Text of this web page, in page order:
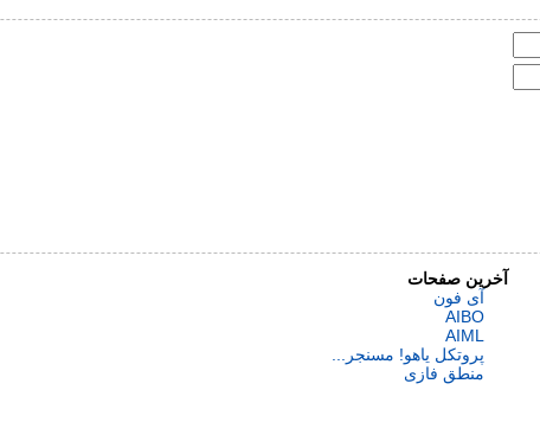
آخرین صفحات
آی فون
AIBO
AIML
پروتکل یاهو! مسنجر...
منطق فازی